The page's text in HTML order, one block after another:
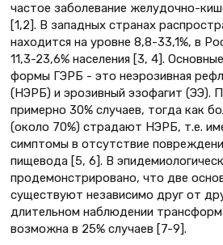
частое заболевание желудочно-
[1,2]. В западных странах
находится на уровне 8,8-33,1%, в
11,3-23,6% населения [3, 4].
формы ГЭРБ - это неэрозивная
(НЭРБ) и эрозивный эзофагит (ЭЭ).
примерно 30% случаев, тогда как
(около 70%) страдают НЭРБ, т.е.
симптомы в отсутствие
пищевода [5, 6]. В
продемонстрировано, что две
существуют независимо друг от
длительном наблюдении
возможна в 25% случаев [7-9].